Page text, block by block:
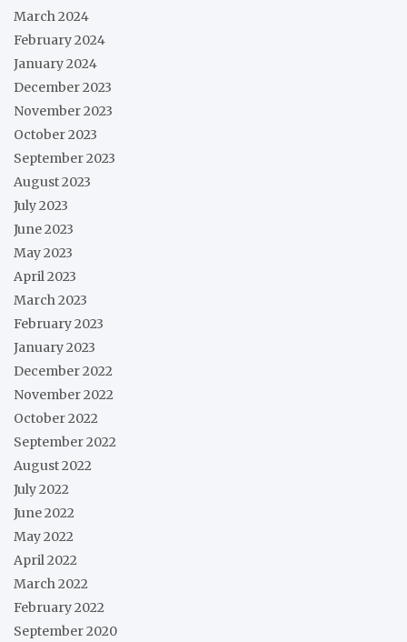
March 2024
February 2024
January 2024
December 2023
November 2023
October 2023
September 2023
August 2023
July 2023
June 2023
May 2023
April 2023
March 2023
February 2023
January 2023
December 2022
November 2022
October 2022
September 2022
August 2022
July 2022
June 2022
May 2022
April 2022
March 2022
February 2022
September 2020